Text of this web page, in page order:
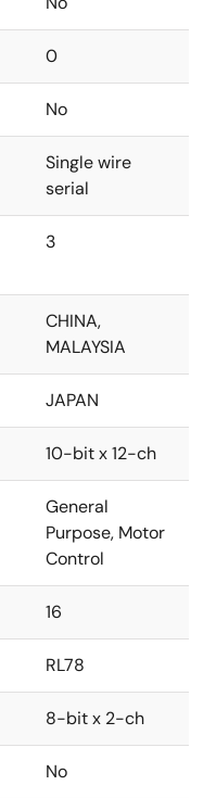
0
No
Single wire
serial
3
CHINA,
MALAYSIA
JAPAN
10-bit x 12-ch
General
Purpose, Motor
Control
16
RL78
8-bit x 2-ch
No